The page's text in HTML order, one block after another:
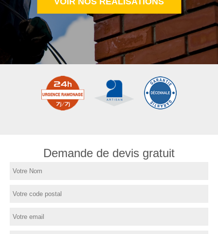
Demande de devis gratuit